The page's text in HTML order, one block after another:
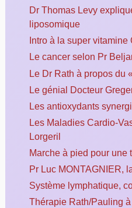
Dr Thomas Levy
liposomique
Intro à la super
Le cancer selon Pr
Le Dr Rath à propos du
Le génial Docteur
Les antioxydants
Les Maladies Cardio-
Lorgeril
Marche à pied pour une
Pr Luc MONTAGNIER,
Système lymphatique,
Thérapie Rath/Pauling